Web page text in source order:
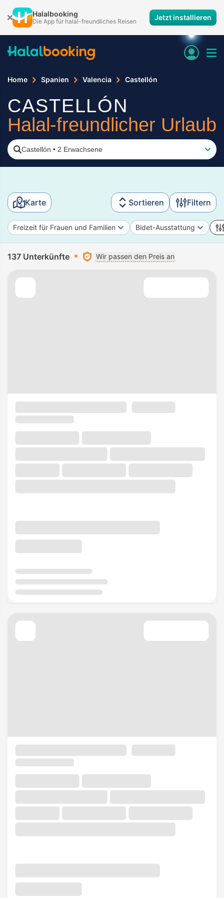
Halalbooking
Die App für halal-freundliches Reisen Jetzt installieren
Home Spanien Valencia Castellón
CASTELLÓN
Halal-freundlicher Urlaub
Castellón • 2 Erwachsene
Karte Sortieren Filtern
Freizeit für Frauen und Familien Bidet-Ausstattung
137 Unterkünfte Wir passen den Preis an